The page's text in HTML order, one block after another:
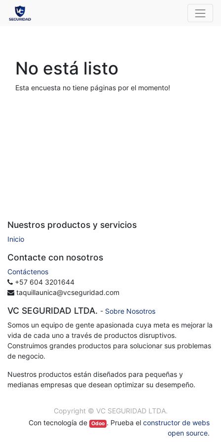
No está listo
Esta encuesta no tiene páginas por el momento!
Nuestros productos y servicios
Inicio
Contacte con nosotros
Contáctenos
+57 604 3201644
taquillaunica@vcseguridad.com
VC SEGURIDAD LTDA. - Sobre Nosotros
Somos un equipo de gente apasionada cuya meta es mejorar la
vida de cada uno a través de productos disruptivos.
Construimos grandes productos para solucionar sus problemas
de negocio.
Nuestros productos están diseñados para pequeñas y
medianas empresas que desean optimizar su desempeño.
Copyright © VC SEGURIDAD LTDA.
Con tecnología de
Odoo . Prueba el constructor de webs
open source.